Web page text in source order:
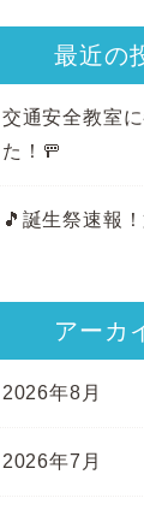
最近の
交通安全教室
た！🚥
🎵誕生祭速報
アーカ
2026年8月
2026年7月